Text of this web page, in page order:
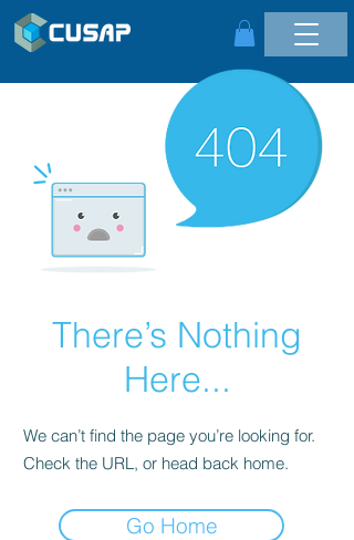
There’s Nothing
Here...
We can’t find the page you’re looking for.
Check the URL, or head back home.
Go Home